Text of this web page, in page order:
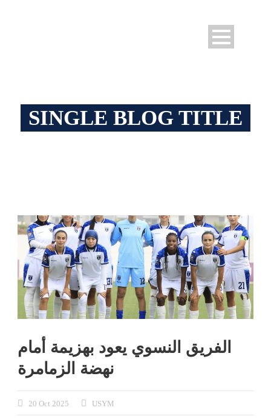
SINGLE BLOG TITLE
الفريق النسوي يعود بهزيمة أمام
نهضة الزمامرة
20 Oct 2025 USYM